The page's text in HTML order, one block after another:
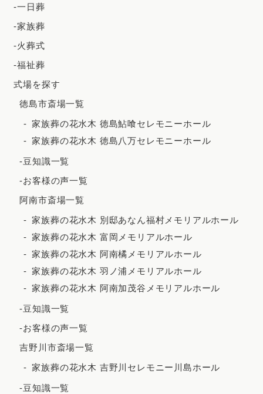
2023年10月
2023年9月
2023年8月
2023年7月
2023年6月
2023年5月
2023年4月
2023年3月
2023年2月
2023年1月
2022年12月
2022年11月
2022年10月
2022年9月
-一日葬
-家族葬
-火葬式
-福祉葬
式場を探す
徳島市斎場一覧
家族葬の花水木 徳島鮎喰セレモニーホール
家族葬の花水木 徳島八万セレモニーホール
-豆知識一覧
-お客様の声一覧
阿南市斎場一覧
家族葬の花水木 別邸あなん福村メモリアルホール
家族葬の花水木 富岡メモリアルホール
家族葬の花水木 阿南橘メモリアルホール
家族葬の花水木 羽ノ浦メモリアルホール
家族葬の花水木 阿南加茂谷メモリアルホール
-豆知識一覧
-お客様の声一覧
吉野川市斎場一覧
家族葬の花水木 吉野川セレモニー川島ホール
-豆知識一覧